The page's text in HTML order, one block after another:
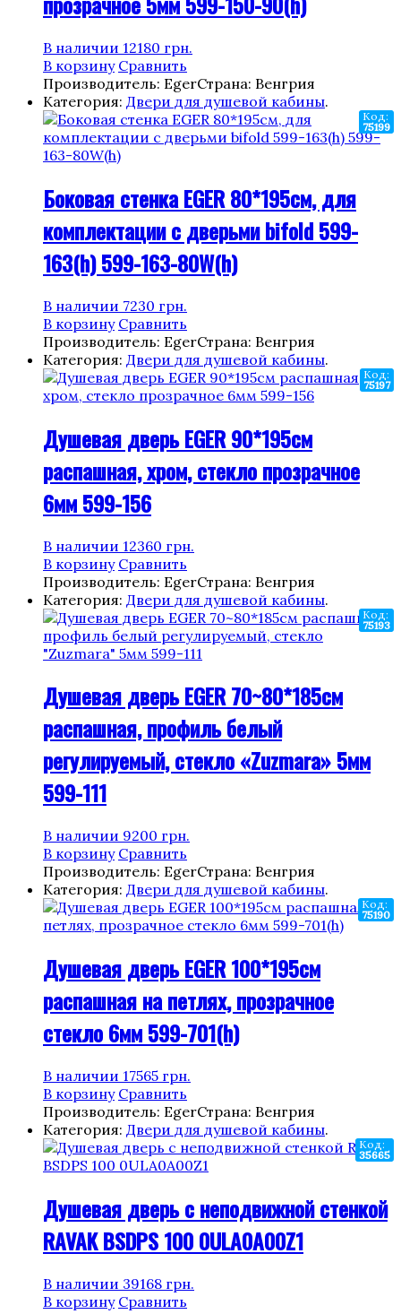
В наличии 12180 грн.
В корзину Сравнить
Производитель: EgerСтрана: Венгрия
Категория: Двери для душевой кабины.
Код:
75199
Боковая стенка EGER 80*195см, для
комплектации с дверьми bifold 599-
163(h) 599-163-80W(h)
В наличии 7230 грн.
В корзину Сравнить
Производитель: EgerСтрана: Венгрия
Категория: Двери для душевой кабины.
Код:
75197
Душевая дверь EGER 90*195см
распашная, хром, стекло прозрачное
6мм 599-156
В наличии 12360 грн.
В корзину Сравнить
Производитель: EgerСтрана: Венгрия
Категория: Двери для душевой кабины.
Код:
75193
Душевая дверь EGER 70~80*185см
распашная, профиль белый
регулируемый, стекло «Zuzmara» 5мм
599-111
В наличии 9200 грн.
В корзину Сравнить
Производитель: EgerСтрана: Венгрия
Категория: Двери для душевой кабины.
Код:
75190
Душевая дверь EGER 100*195см
распашная на петлях, прозрачное
стекло 6мм 599-701(h)
В наличии 17565 грн.
В корзину Сравнить
Производитель: EgerСтрана: Венгрия
Категория: Двери для душевой кабины.
Код:
35665
Душевая дверь с неподвижной стенкой
RAVAK BSDPS 100 0ULA0A00Z1
В наличии 39168 грн.
В корзину Сравнить